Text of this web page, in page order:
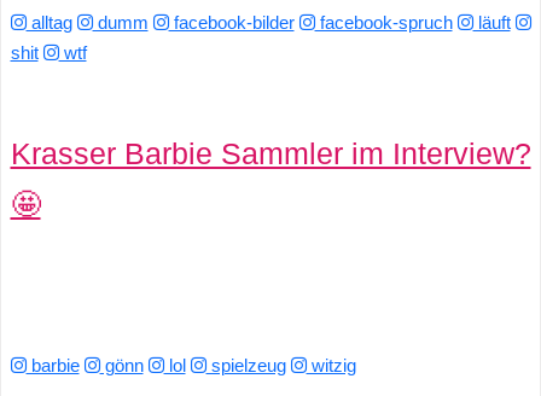
alltag dumm facebook-bilder facebook-spruch
läuft
shit
wtf
Krasser Barbie Sammler im Interview?
🤩
barbie gönn lol spielzeug witzig